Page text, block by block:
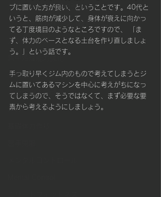
ストレングス（筋力強化）
プライオメトリック（瞬発力強化）
スタミナ計算
クロスフィットゲームス
カラダの不調改善
体幹バランス
ブに置いた方が良い、ということです。40代と
いうと、筋肉が減少して、身体が衰えに向かっ
てる丁度境目のようなところですので、 「ま
ず、体力のベースとなる土台を作り直しましょ
う。」という話です。
手っ取り早くジム内のもので考えてしまうとジ
ムに置いてあるマシンを中心に考えがちになっ
てしまうので、そうではなくて、まず必要な要
素から考えるようにしましょう。